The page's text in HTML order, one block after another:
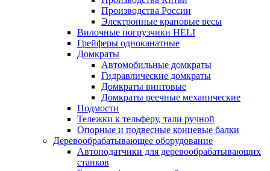
Производства России
Электронные крановые весы
Вилочные погрузчики HELI
Грейферы одноканатные
Домкраты
Автомобильные домкраты
Гидравлические домкраты
Домкраты винтовые
Домкраты реечные механические
Подмости
Тележки к тельферу, тали ручной
Опорные и подвесные концевые балки
Деревообрабатывающее оборудование
Автоподатчики для деревообрабатывающих
станков